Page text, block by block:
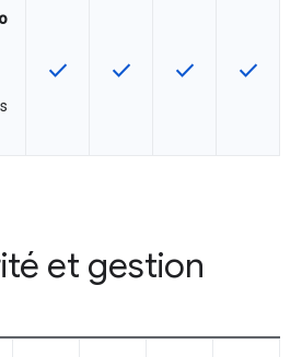
Cette fonctionnalité est
check Cette fonctionnalité est
check Cette
check Cette
check
et gestion